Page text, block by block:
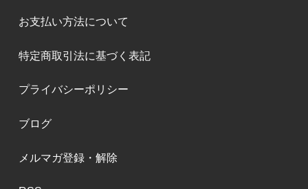
お支払い方法について
特定商取引法に基づく表記
プライバシーポリシー
ブログ
メルマガ登録・解除